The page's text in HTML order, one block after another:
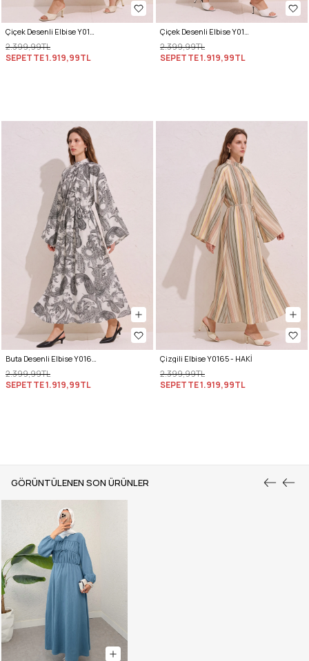
GÖRÜNTÜLENEN SON ÜRÜNLER
2.399,99TL
SEPETTE1.919,99TL
2.399,99TL
SEPETTE1.919,99TL
2.399,99TL
SEPETTE1.919,99TL
Çizgili Elbise Y0165 - HAKİ
2.399,99TL
SEPETTE1.919,99TL